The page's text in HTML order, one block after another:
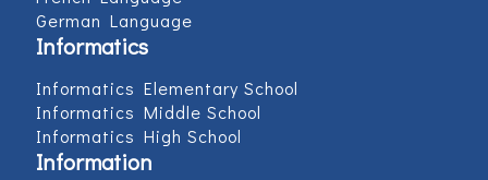
German Language
Informatics
Informatics Elementary School
Informatics Middle School
Informatics High School
Information